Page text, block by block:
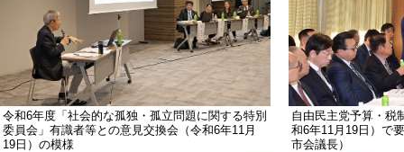
令和6年度「社会的な孤独・孤立問題に関する特別
委員会」有識者等との意見交換会（令和6年11月
19日）の模様
自由民主党予算・税
和6年11月19日）で
市会議長）